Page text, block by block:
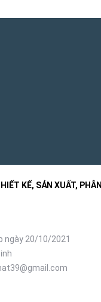
KẾ, SẢN XUẤT, PHÂN
ngày 20/10/2021